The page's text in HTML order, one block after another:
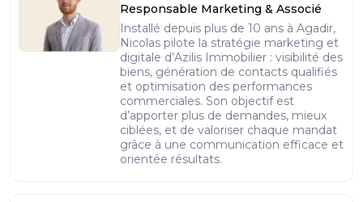
Responsable Marketing & Associé
Installé depuis plus de 10 ans à Agadir,
Nicolas pilote la stratégie marketing et
digitale d’Azilis Immobilier : visibilité des
biens, génération de contacts qualifiés
et optimisation des performances
commerciales. Son objectif est
d’apporter plus de demandes, mieux
ciblées, et de valoriser chaque mandat
grâce à une communication efficace et
orientée résultats.